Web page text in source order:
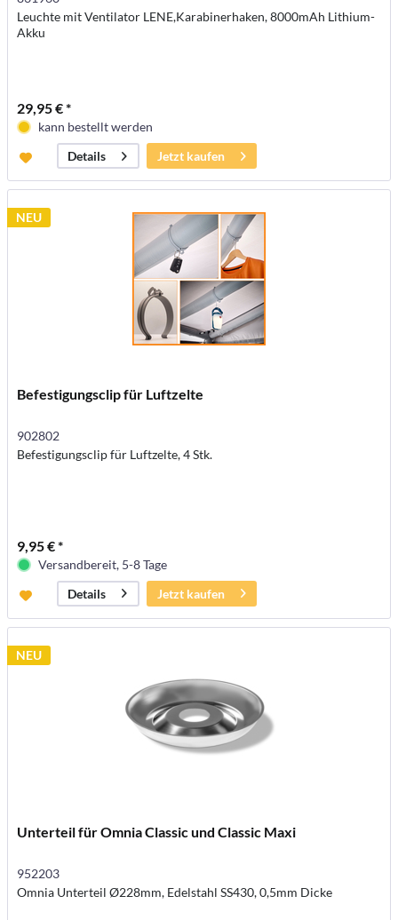
Leuchte mit Ventilator LENE,Karabinerhaken, 8000mAh Lithium-
Akku
29,95 € *
kann bestellt werden
Details
Jetzt kaufen
NEU
Befestigungsclip für Luftzelte
902802
Befestigungsclip für Luftzelte, 4 Stk.
9,95 € *
Versandbereit, 5-8 Tage
Details
Jetzt kaufen
NEU
Unterteil für Omnia Classic und Classic Maxi
952203
Omnia Unterteil Ø228mm, Edelstahl SS430, 0,5mm Dicke